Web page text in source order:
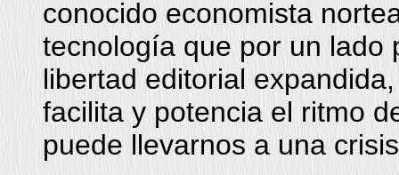
conocido economista
tecnología que por un lado
libertad editorial
facilita y potencia el ritmo
puede llevarnos a una